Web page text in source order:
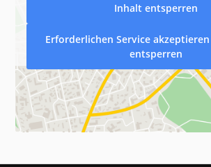
Inhalt entsperren
Erforderlichen Service
entsperren